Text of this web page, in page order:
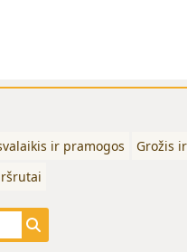
ir pramogos
Grožis